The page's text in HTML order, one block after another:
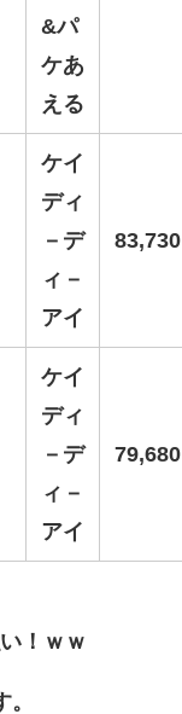
&パ
ケあ
える
ケイ
ディ
－デ
ィ－
アイ
83,730
ケイ
ディ
－デ
ィ－
アイ
79,680
！ｗｗ